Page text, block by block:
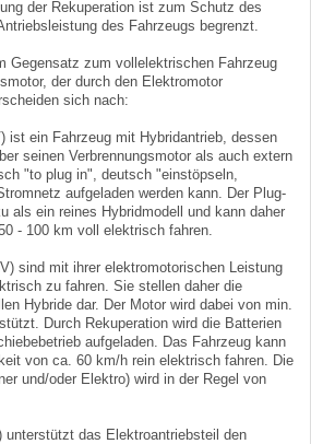
der Rekuperation ist zum Schutz des
des Fahrzeugs begrenzt.
Gegensatz zum vollelektrischen Fahrzeug
der durch den Elektromotor
sich nach:
ist ein Fahrzeug mit Hybridantrieb, dessen
seinen Verbrennungsmotor als auch extern
"to plug in", deutsch "einstöpseln,
aufgeladen werden kann. Der Plug-
als ein reines Hybridmodell und kann daher
- 100 km voll elektrisch fahren.
sind mit ihrer elektromotorischen Leistung
zu fahren. Sie stellen daher die
Hybride dar. Der Motor wird dabei von min.
Durch Rekuperation wird die Batterien
aufgeladen. Das Fahrzeug kann
von ca. 60 km/h rein elektrisch fahren. Die
und/oder Elektro) wird in der Regel von
unterstützt das Elektroantriebsteil den